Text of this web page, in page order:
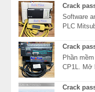
Crack
Software
PLC
khẩu PLC
Crack
Phần
CP1L. Mở
khẩu PLC
Crack